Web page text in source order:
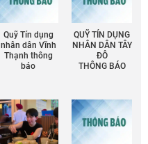
Quỹ Tín dụng
nhân dân Vĩnh
Thạnh thông
báo
QUỸ TÍN DỤNG
NHÂN DÂN TÂY
ĐÔ
THÔNG BÁO